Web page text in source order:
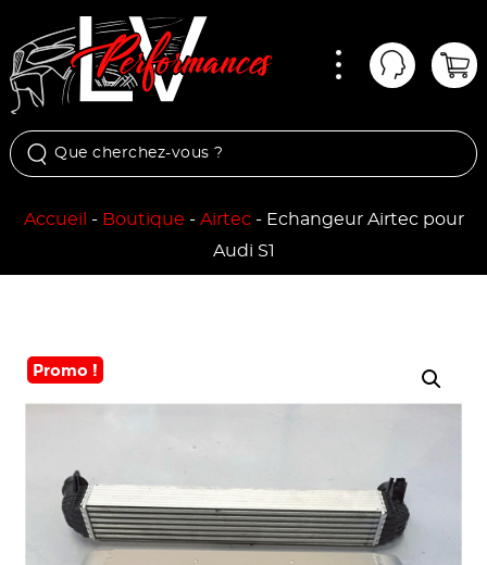
Mon
Accueil - Boutique - Airtec- Echangeur Airtec pour
Audi S1
Promo !